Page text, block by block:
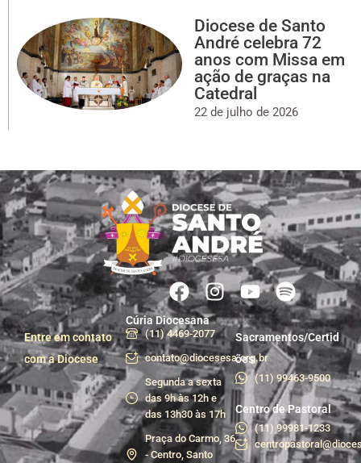
Diocese de Santo
André celebra 72
anos com Missa em
ação de graças na
Catedral
22 de julho de 2026
Entre em contato
com a Diocese
Cúria Diocesana
(11) 4469-2077
contato@diocesesa.org.br
Segunda a sexta
das 9h às 12h e
das 13h30 às 17h
Praça do Carmo, 36
- Centro, Santo
Sacramentos/Certid
ões
(11) 99463-9500
Centro de Pastoral
(11) 99981-1233